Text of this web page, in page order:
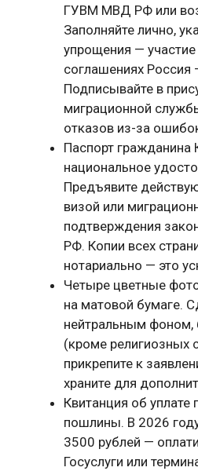
ГУВМ МВД РФ или
Заполняйте лично,
упрощения —
соглашениях Россия
Подписывайте в
миграционной
отказов из-за
Паспорт гражданина
национальное
Предъявите
визой или
подтверждения
РФ. Копии всех
нотариально — это
Четыре цветные
на матовой бумаге.
нейтральным фоном,
(кроме религиозных
прикрепите к
храните для
Квитанция об уплате
пошлины. В 2026
3500 рублей —
Госуслуги или